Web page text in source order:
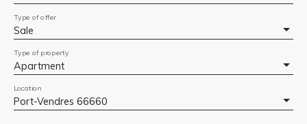
Sale
Type of offer
Apartment
Type of property
Port-Vendres 66660
Location